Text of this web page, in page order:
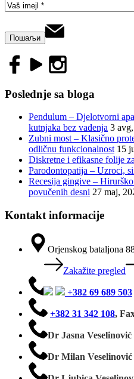
Poslednje sa bloga
Pendulum – Djelotvorni
kutnjaka bez vađenja 3
Zubni most – Klasično
odličnu funkcionalnost 15
Diskretne i efikasne folije
Parodontopatija – Uzroci,
Recesija gingive –
povučenih desni 27 maj,
Kontakt informacije
Orjenskog bataljona
Zakažite pregled
+382 69 689 503
+382 31 342 108,
Dr Jasna Veselinović
Dr Milan Veselinović